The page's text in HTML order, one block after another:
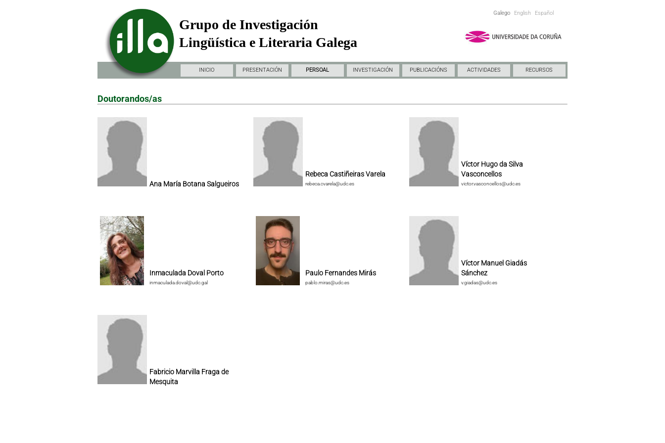
Galego English Español
Grupo de Investigación
Lingüística e Literaria Galega
INICIO PRESENTACIÓN PERSOAL INVESTIGACIÓN PUBLICACIÓNS ACTIVIDADES RECURSOS
Doutorandos/as
Ana María Botana Salgueiros
Rebeca Castiñeiras Varela
rebeca.cvarela@udc.es
Víctor Hugo da Silva
Vasconcellos
victor.vasconcellos@udc.es
Inmaculada Doval Porto
inmaculada.doval@udc.gal
Paulo Fernandes Mirás
pablo.miras@udc.es
Víctor Manuel Giadás
Sánchez
v.giadas@udc.es
Fabricio Marvilla Fraga de
Mesquita